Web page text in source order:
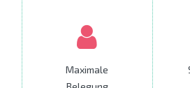
Maximale